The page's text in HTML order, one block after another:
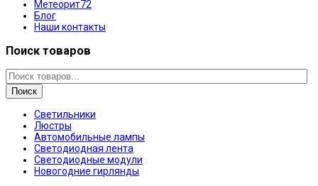
Метеорит72
Блог
Наши контакты
Поиск товаров
Поиск
Светильники
Люстры
Автомобильные лампы
Светодиодная лента
Светодиодные модули
Новогодние гирлянды